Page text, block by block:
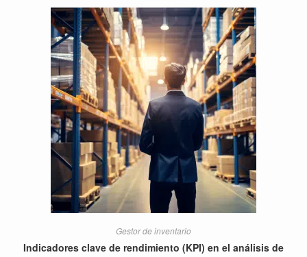
Gestor de inventario
Indicadores clave de rendimiento (KPI) en el análisis de